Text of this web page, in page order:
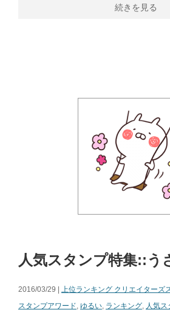
続きを見る
人気スタンプ特集::う
2016/03/29 | 上位ランキング クリエイターズ
スタンプアワード, ゆるい, ランキング, 人気ス